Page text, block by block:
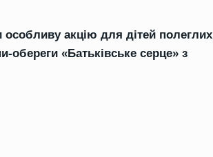
акцію для дітей полеглих
обереги «Батьківське серце» з